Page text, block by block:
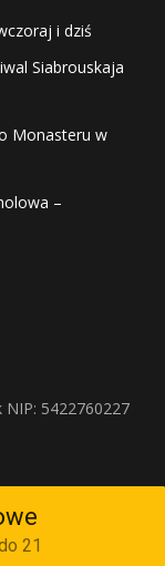
i dziś
Siabrouskaja
Monasteru w
–
NIP: 5422760227
21